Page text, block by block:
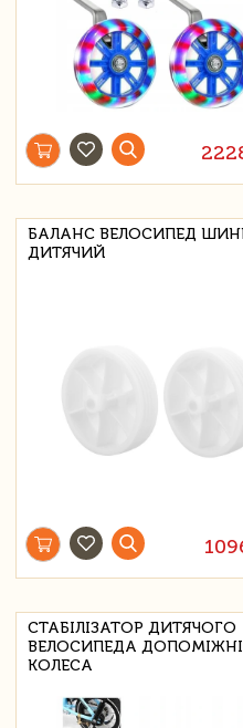
БАЛАНС ВЕЛОСИПЕД
ДИТЯЧИЙ
СТАБІЛІЗАТОР ДИТЯЧОГО
ВЕЛОСИПЕДА ДОПОМІЖНІ
КОЛЕСА